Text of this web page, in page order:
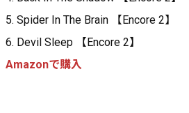
5. Spider In The Brain 【Encore 2】
6. Devil Sleep 【Encore 2】
Amazonで購入